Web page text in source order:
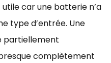
car une batterie n’a
type d’entrée. Une
partiellement
complètement